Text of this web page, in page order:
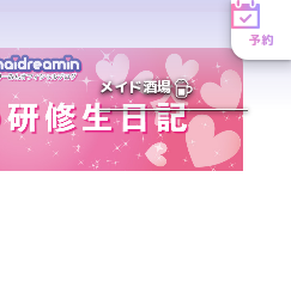
予約
メイド酒場